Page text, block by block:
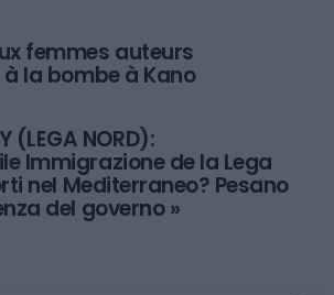
femmes auteurs
la bombe à Kano
(LEGA NORD):
Immigrazione de la Lega
nel Mediterraneo? Pesano
del governo »